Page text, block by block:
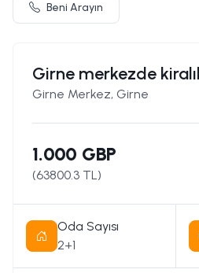
Beni Arayın
Girne merkezde
Girne Merkez, Girne
1.000 GBP
(63800.3 TL)
Oda Sayısı
2+1